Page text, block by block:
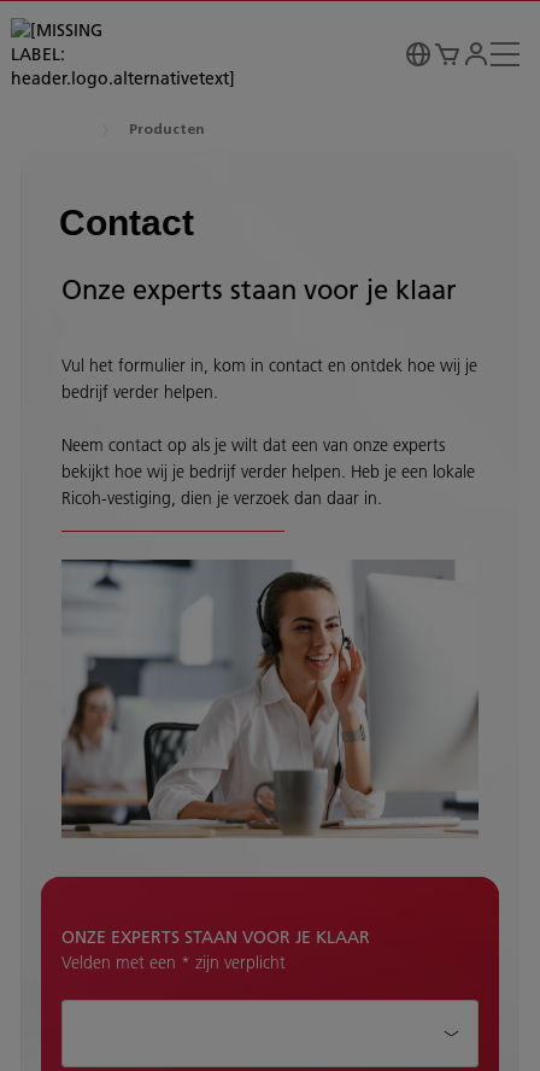
Producten
Contact
Onze experts staan voor je klaar
Vul het formulier in, kom in contact en ontdek hoe wij je
bedrijf verder helpen.
Neem contact op als je wilt dat een van onze experts
bekijkt hoe wij je bedrijf verder helpen. Heb je een lokale
Ricoh-vestiging, dien je verzoek dan daar in.
ONZE EXPERTS STAAN VOOR JE KLAAR
Velden met een * zijn verplicht